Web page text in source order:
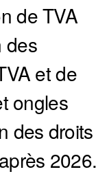
de TVA
des
et de
ongles
des droits
2026.